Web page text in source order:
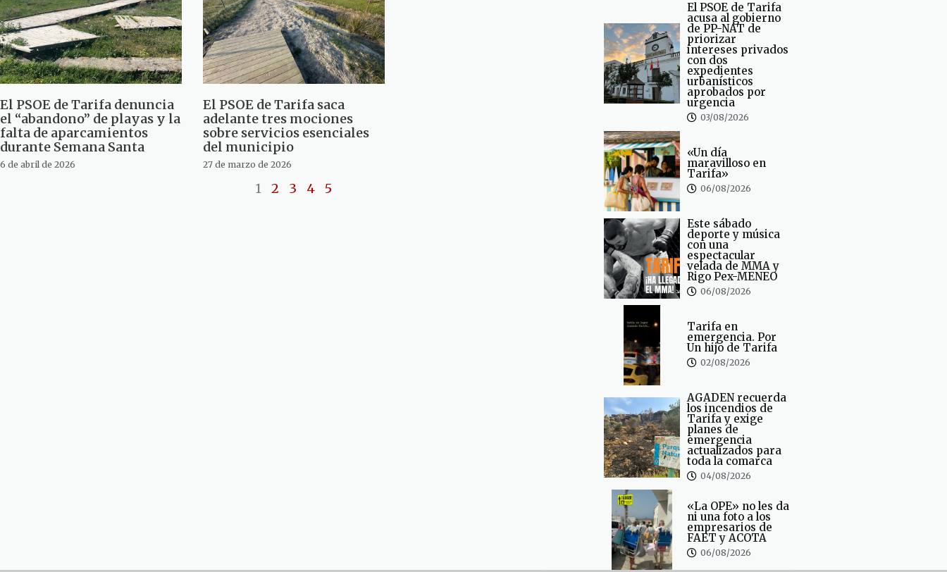
El PSOE de Tarifa denuncia
el “abandono” de playas y la
falta de aparcamientos
durante Semana Santa
6 de abril de 2026
El PSOE de Tarifa saca
adelante tres mociones
sobre servicios esenciales
del municipio
27 de marzo de 2026
1 2 3 4 5
El PSOE de Tarifa
acusa al gobierno
de PP-NAT de
priorizar
intereses privados
con dos
expedientes
urbanísticos
aprobados por
urgencia
03/08/2026
«Un día
maravilloso en
Tarifa»
06/08/2026
Este sábado
deporte y música
con una
espectacular
velada de MMA y
Rigo Pex-MENEO
06/08/2026
Tarifa en
emergencia. Por
Un hijo de Tarifa
02/08/2026
AGADEN recuerda
los incendios de
Tarifa y exige
planes de
emergencia
actualizados para
toda la comarca
04/08/2026
«La OPE» no les da
ni una foto a los
empresarios de
FAET y ACOTA
06/08/2026